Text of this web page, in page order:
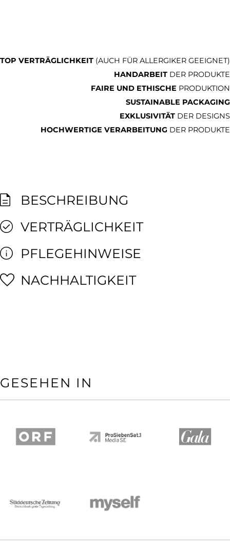
TOP VERTRÄGLICHKEIT (AUCH FÜR ALLERGIKER GEEIGNET)
HANDARBEIT DER PRODUKTE
FAIRE UND ETHISCHE PRODUKTION
SUSTAINABLE PACKAGING
EXKLUSIVITÄT DER DESIGNS
HOCHWERTIGE VERARBEITUNG DER PRODUKTE
BESCHREIBUNG
VERTRÄGLICHKEIT
PFLEGEHINWEISE
NACHHALTIGKEIT
GESEHEN IN